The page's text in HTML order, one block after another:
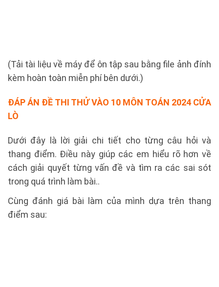
(Tải tài liệu về máy để ôn tập sau bằng file ảnh đính
kèm hoàn toàn miễn phí bên dưới.)
ĐÁP ÁN ĐỀ THI THỬ VÀO 10 MÔN TOÁN 2024 CỬA
LÒ
Dưới đây là lời giải chi tiết cho từng câu hỏi và
thang điểm. Điều này giúp các em hiểu rõ hơn về
cách giải quyết từng vấn đề và tìm ra các sai sót
trong quá trình làm bài..
Cùng đánh giá bài làm của mình dựa trên thang
điểm sau: